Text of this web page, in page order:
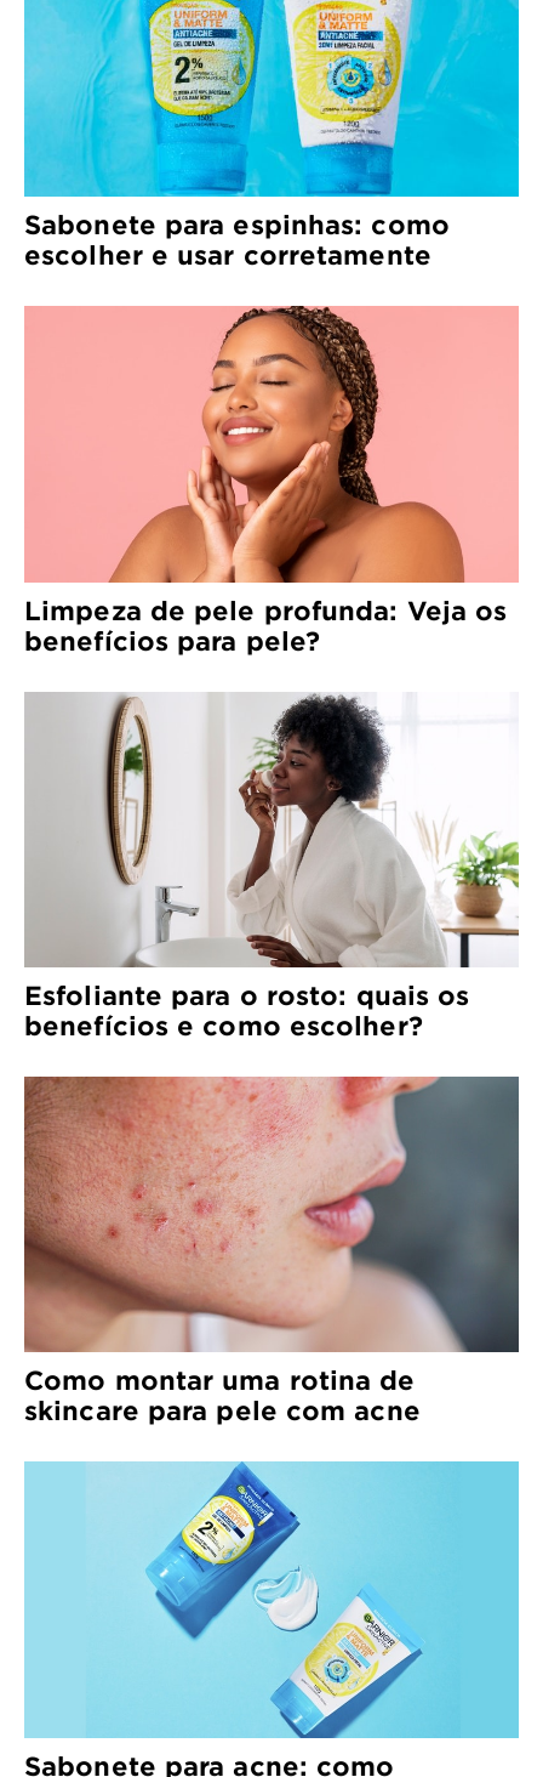
Sabonete para espinhas: como
escolher e usar corretamente
Limpeza de pele profunda: Veja os
benefícios para pele?
Esfoliante para o rosto: quais os
benefícios e como escolher?
Como montar uma rotina de
skincare para pele com acne
Sabonete para acne: como